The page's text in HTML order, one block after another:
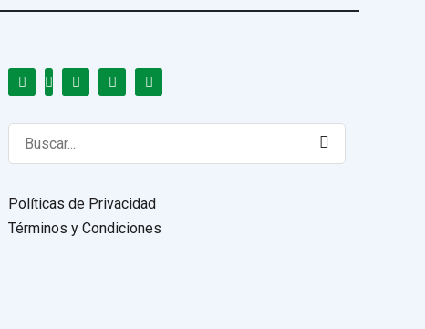
Search
for:
Políticas de Privacidad
Términos y Condiciones